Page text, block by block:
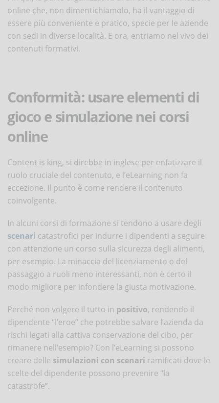
online che, non dimentichiamolo, ha il vantaggio di
essere più conveniente e pratico, specie per le aziende
con sedi in diverse località. E ora, entriamo nel vivo dei
contenuti formativi.
Conformità: usare elementi di
gioco e simulazione nei corsi
online
Content is king, si direbbe in inglese per enfatizzare il
ruolo cruciale del contenuto, e l’eLearning non fa
eccezione. Il punto è come rendere il contenuto
coinvolgente.
In alcuni corsi di formazione si tendono a usare degli
scenari catastrofici per indurre i dipendenti a seguire
con attenzione un corso sulla sicurezza degli alimenti,
per esempio. La minaccia del licenziamento o del
passaggio a ruoli meno interessanti, non è certo il
modo migliore per infondere la giusta motivazione.
Perché non volgere il tutto in positivo, rendendo il
dipendente “l’eroe” che potrebbe salvare l’azienda da
rischi legati alla cattiva conservazione del cibo, per
rimanere nell’esempio? Con l’eLearning si possono
creare delle simulazioni con scenari ramificati dove le
scelte del dipendente possono prevenire “la
catastrofe”.